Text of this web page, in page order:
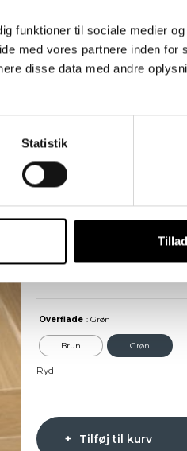
funktioner til sociale medier
med vores partnere inden for
disse data med andre
Statistik
SOFABORD
Størrelse
Normal
Natur Eg Røget Eg
Overflade : Grøn
Brun Grøn
Ryd
Tilføj til kurv